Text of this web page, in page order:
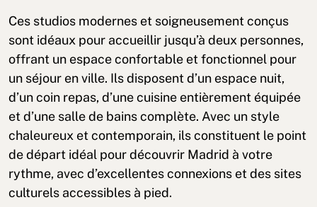
Ces studios modernes et soigneusement conçus
sont idéaux pour accueillir jusqu’à deux personnes,
offrant un espace confortable et fonctionnel pour
un séjour en ville. Ils disposent d’un espace nuit,
d’un coin repas, d’une cuisine entièrement équipée
et d’une salle de bains complète. Avec un style
chaleureux et contemporain, ils constituent le point
de départ idéal pour découvrir Madrid à votre
rythme, avec d’excellentes connexions et des sites
culturels accessibles à pied.